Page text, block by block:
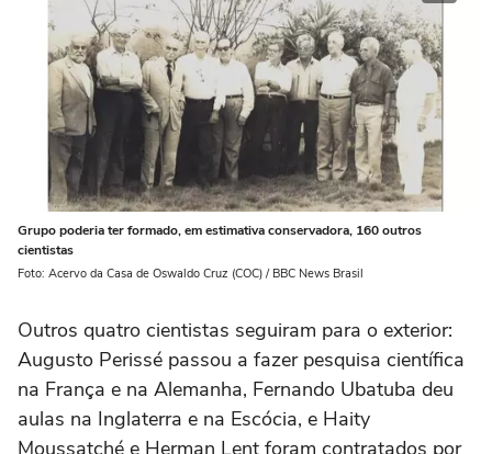
Grupo poderia ter formado, em estimativa conservadora, 160 outros
cientistas
Foto: Acervo da Casa de Oswaldo Cruz (COC) / BBC News Brasil
Outros quatro cientistas seguiram para o exterior:
Augusto Perissé passou a fazer pesquisa científica
na França e na Alemanha, Fernando Ubatuba deu
aulas na Inglaterra e na Escócia, e Haity
Moussatché e Herman Lent foram contratados por